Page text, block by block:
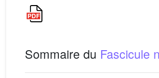
Sommaire du Fascicule